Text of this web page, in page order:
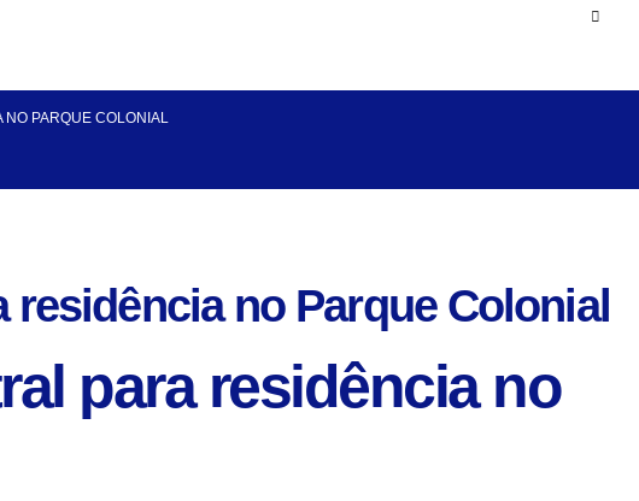
PARQUE COLONIAL
no Parque Colonial
para residência no